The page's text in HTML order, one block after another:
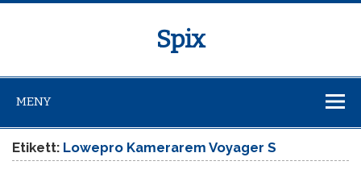
Spix
MENY
Etikett: Lowepro Kamerarem Voyager S